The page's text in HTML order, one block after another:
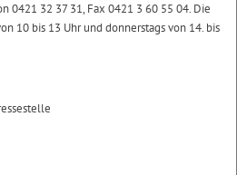
0421 32 37 31, Fax 0421 3 60 55 04. Die
10 bis 13 Uhr und donnerstags von 14. bis